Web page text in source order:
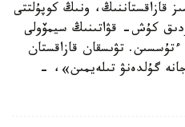
قازاقستاننىڭ، ونىڭ كوپۇلتتى
كۇش- قۋاتىنىڭ سيمۆولى
تۋىسقان قازاقستان
گۇلدەنۋ تىلەيمىن»، -